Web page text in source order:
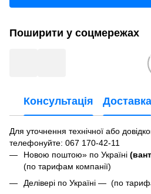
Поширити у соцмережах
Консультація Доставка
Для уточнення технічної або
телефонуйте: 067 170-42-11
Новою поштою» по Україні
(по тарифам компанії)
Делівері по Україні — (по